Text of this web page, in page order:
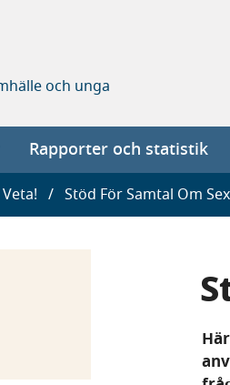
och unga
Rapporter och statistik
Stöd För Samtal Om